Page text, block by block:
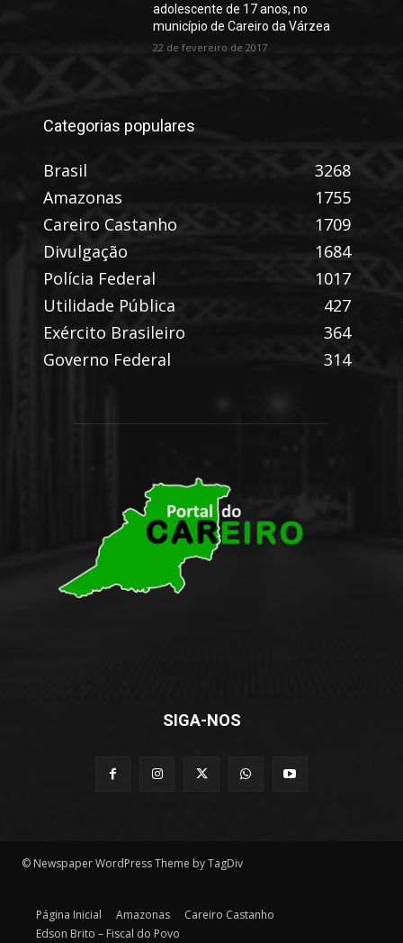
adolescente de 17 anos, no
município de Careiro da Várzea
22 de fevereiro de 2017
Categorias populares
Brasil
3268
Amazonas
1755
Careiro Castanho
1709
Divulgação
1684
Polícia Federal
1017
Utilidade Pública
427
Exército Brasileiro
364
Governo Federal
314
SIGA-NOS
© Newspaper WordPress Theme by TagDiv
Página Inicial Amazonas
Careiro Castanho
Edson Brito – Fiscal do Povo